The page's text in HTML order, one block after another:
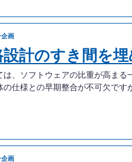
画
計のすき間を
、ソフトウェアの比重が高ま
の仕様との早期整合が不可欠です
画